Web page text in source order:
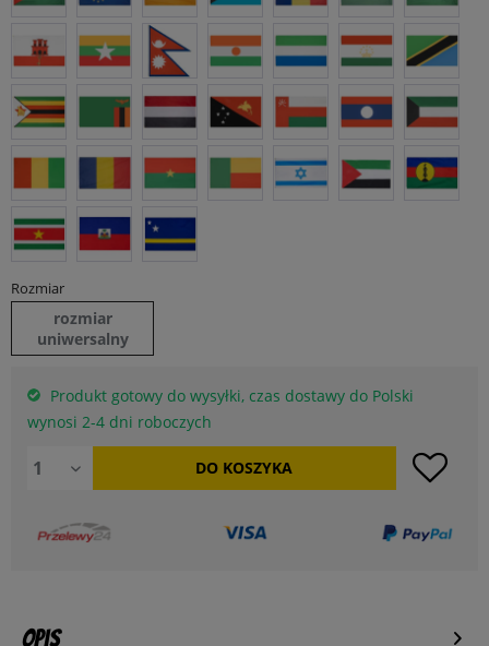
Rozmiar
rozmiar
uniwersalny
Produkt gotowy do wysyłki, czas dostawy do Polski
wynosi 2-4 dni roboczych
DO KOSZYKA
Opis